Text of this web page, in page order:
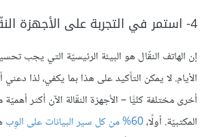
4- استمر في التجربة على الأجهزة النقّالة دون توقُّف
إن الهاتف النقّال هو البيئة الرئيسيّة التي يجب
الأيام. لا يمكن التأكيد على هذا بما يكفي، لذا
أخرى مختلفة كليًّا – الأجهزة النقّالة الآن أكثر
المكتبيّة. أولًا،60% من كل سير البيانات على الوِب